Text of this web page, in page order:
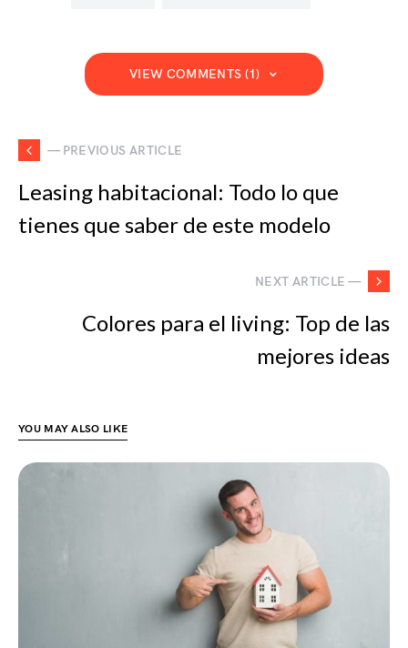
VIEW COMMENTS (1)
— PREVIOUS ARTICLE
Leasing habitacional: Todo lo que
tienes que saber de este modelo
NEXT ARTICLE —
Colores para el living: Top de las
mejores ideas
YOU MAY ALSO LIKE